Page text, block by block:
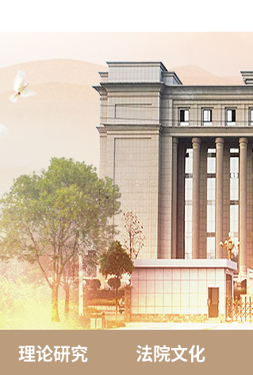
理论研究 法院文化